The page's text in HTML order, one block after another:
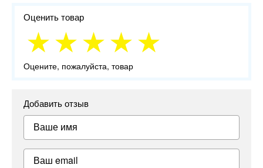
Оценить товар
Оцените, пожалуйста, товар
Добавить отзыв
Ваше имя
Ваш email